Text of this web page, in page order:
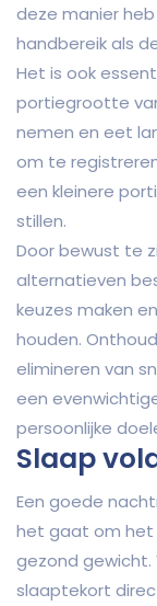
deze manier
handbereik als
Het is ook
portiegrootte
nemen en eet
om te
een kleinere
stillen.
Door bewust te
alternatieven
keuzes maken
houden.
elimineren van
een
persoonlijke
Slaap
Een goede
het gaat om het
gezond gewicht.
slaaptekort